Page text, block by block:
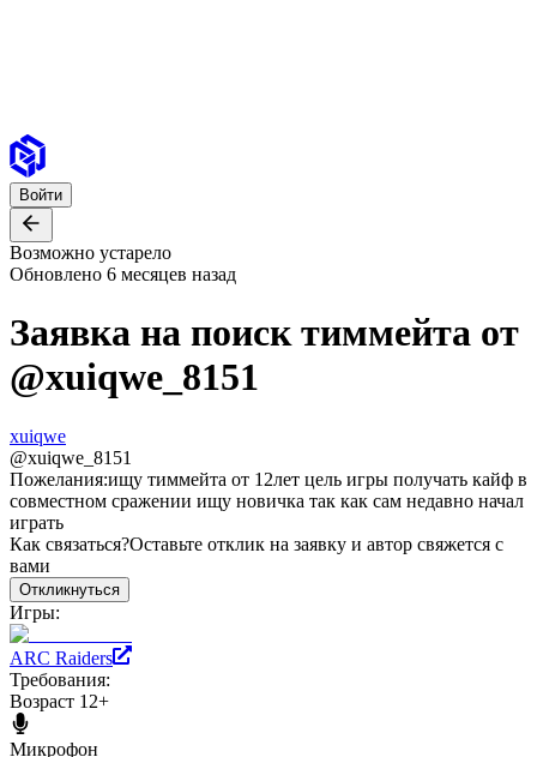
Войти
Возможно устарело
Обновлено 6 месяцев назад
Заявка на поиск тиммейта от
@xuiqwe_8151
xuiqwe
@xuiqwe_8151
Пожелания:ищу тиммейта от 12лет цель игры получать кайф в
совместном сражении ищу новичка так как сам недавно начал
играть
Как связаться?Оставьте отклик на заявку и автор свяжется с
вами
Откликнуться
Игры:
ARC Raiders
Требования:
Возраст 12+
Микрофон